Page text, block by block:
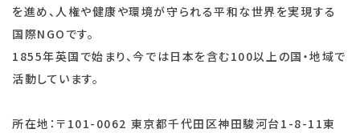
を進め、人権や健康や環境が守られる平和な世界を実現する
国際NGOです。
1855年英国で始まり、今では日本を含む100以上の国・地域で
活動しています。
所在地：〒101-0062 東京都千代田区神田駿河台1-8-11東